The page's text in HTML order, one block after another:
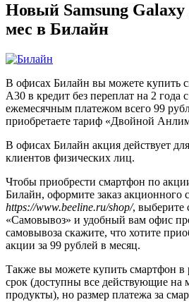
Новый Samsung Galaxy
мес в Билайн
В офисах Билайн вы можете купить
A30 в кредит без переплат на 2
ежемесячным платежом всего 99
приобретаете тариф «Двойной
В офисах Билайн акция действует
клиентов физических лиц.
Чтобы приобрести смартфон по
Билайн, оформите заказ акционного
https://www.beeline.ru/shop/, выберите
«Самовывоз» и удобный вам офис
самовывоза скажите, что хотите
акции за 99 рублей в месяц.
Также вы можете купить смартфон в
срок (доступны все действующие на
продукты), но размер платежа за